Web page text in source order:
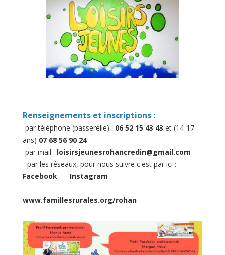
Renseignements et inscriptions :
-par téléphone (passerelle) : 06 52 15 43 43 et (14-17
ans) 07 68 56 90 24
-par mail : loisirsjeunesrohancredin@gmail.com
- par les réseaux, pour nous suivre c'est par ici :
Facebook - Instagram
www.famillesrurales.org/rohan